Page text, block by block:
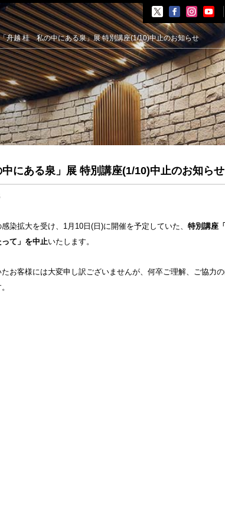
「舟越 桂 私の中にある泉」展 特別講座(1/10)中止のお知らせ
にある泉」展 特別講座(1/10)中止のお知らせ
染拡大を受け、1月10日(日)に開催を予定していた、 特別講座
て」を中止いたします。
お客様には大変申し訳ございませんが、何卒ご理解、ご協力